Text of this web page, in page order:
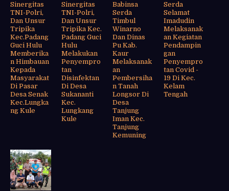
Sinergitas
TNI-Polri,
Dan Unsur
Tripika
Kec.Padang
Guci Hulu
Memberika
n Himbauan
Kepada
Masyarakat
Di Pasar
Desa Senak
Kec.Lungka
ng Kule
Sinergitas
TNI-Polri,
Dan Unsur
Tripika Kec.
Padang Guci
Hulu
Melakukan
Penyempro
tan
Disinfektan
Di Desa
Sukananti
Kec.
Lungkang
Kule
Babinsa
Serda
Timbul
Winarno
Dan Dinas
Pu Kab.
Kaur
Melaksanak
an
Pembersiha
n Tanah
Longsor Di
Desa
Tanjung
Iman Kec.
Tanjung
Kemuning
Serda
Selamat
Imadudin
Melaksanak
an Kegiatan
Pendampin
gan
Penyempro
tan Covid -
19 Di Kec.
Kelam
Tengah